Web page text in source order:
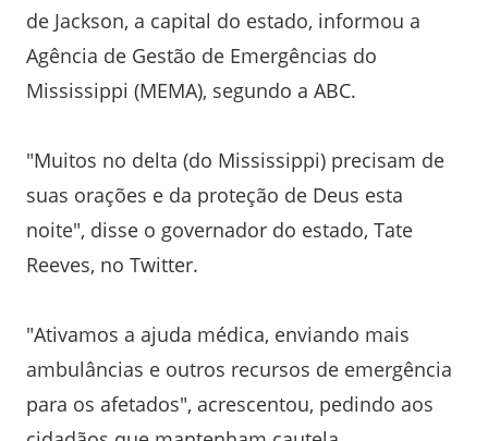
de Jackson, a capital do estado, informou a
Agência de Gestão de Emergências do
Mississippi (MEMA), segundo a ABC.
"Muitos no delta (do Mississippi) precisam de
suas orações e da proteção de Deus esta
noite", disse o governador do estado, Tate
Reeves, no Twitter.
"Ativamos a ajuda médica, enviando mais
ambulâncias e outros recursos de emergência
para os afetados", acrescentou, pedindo aos